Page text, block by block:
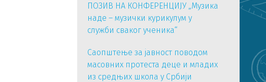
ПОЗИВ НА КОНФЕРЕНЦИЈУ „Музика
наде – музички курикулум у
служби сваког ученика“
Саопштење за јавност поводом
масовних протеста деце и младих
из средњих школа у Србији